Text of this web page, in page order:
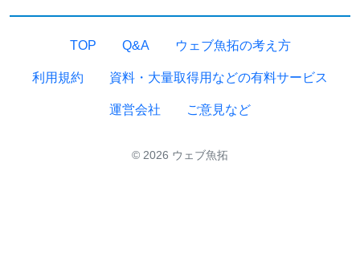
TOP Q&A ウェブ魚拓の考え方
利用規約 資料・大量取得用などの有料サービス
運営会社 ご意見など
© 2026 ウェブ魚拓